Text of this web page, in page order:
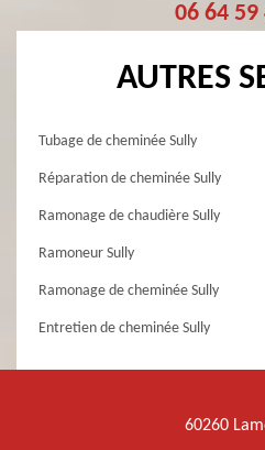
06 64 59
AUTRES
Tubage de cheminée Sully
Réparation de cheminée Sully
Ramonage de chaudière Sully
Ramoneur Sully
Ramonage de cheminée Sully
Entretien de cheminée Sully
60260